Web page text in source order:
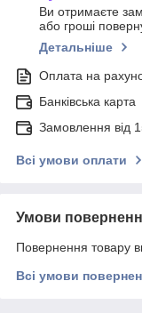
Ви отримаєте
або гроші
Детальніше
Оплата на
Банківська карта
Замовлення від
Всі умови оплати
Умови
Повернення товару
Всі умови